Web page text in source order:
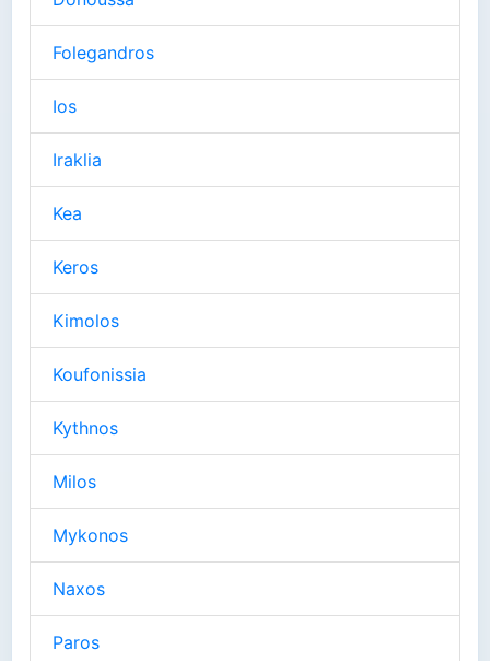
Folegandros
Ios
Iraklia
Kea
Keros
Kimolos
Koufonissia
Kythnos
Milos
Mykonos
Naxos
Paros